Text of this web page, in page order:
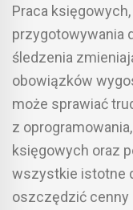
Praca
przygotowywania
śledzenia
obowiązków
może sprawiać
z
księgowych oraz
wszystkie istotne
oszczędzić cenny